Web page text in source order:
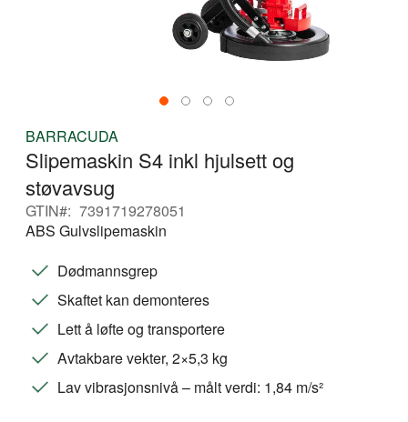
begynnelsen
bildegalleri
BARRACUDA
Slipemaskin S4 inkl hjulsett og
støvavsug
GTIN
7391719278051
ABS Gulvslipemaskin
Dødmannsgrep
Skaftet kan demonteres
Lett å løfte og transportere
Avtakbare vekter, 2×5,3 kg
Lav vibrasjonsnivå – målt verdi: 1,84 m/s²